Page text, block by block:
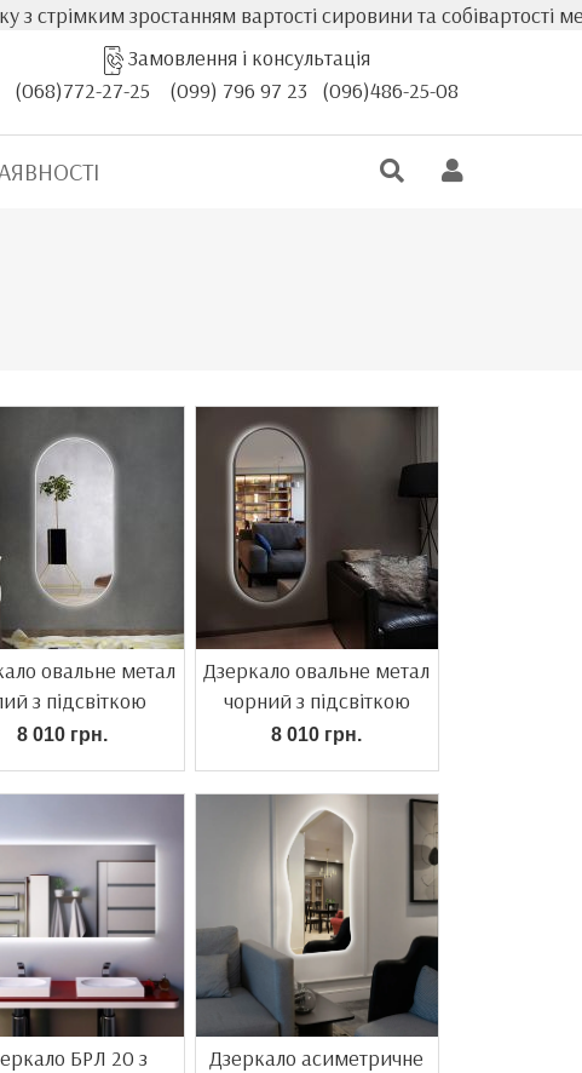
зростанням вартості сировини та собівартості меблів,
Замовлення і консультація
(068)772-27-25
(099) 796 97 23 (096)486-25-08
овальне метал
з підсвіткою
8 010 грн.
Дзеркало овальне метал
чорний з підсвіткою
8 010 грн.
БРЛ 20 з
Дзеркало асиметричне